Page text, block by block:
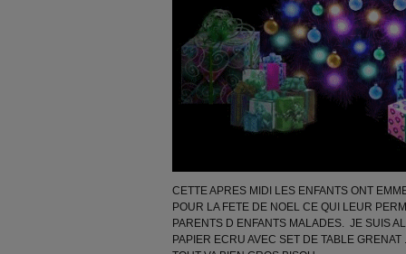
CETTE APRES MIDI LES ENFANTS ONT
POUR LA FETE DE NOEL CE QUI LEUR
PARENTS D ENFANTS MALADES. JE SUIS
PAPIER ECRU AVEC SET DE TABLE